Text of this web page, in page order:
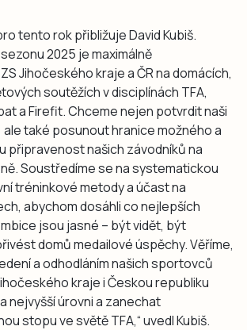
tento rok přibližuje David Kubiš.
2025 je maximálně
Jihočeského kraje a ČR na domácích,
soutěžích v disciplínách TFA,
a Firefit. Chceme nejen potvrdit naši
také posunout hranice možného a
připravenost našich závodníků na
Soustředíme se na systematickou
tréninkové metody a účast na
abychom dosáhli co nejlepších
jsou jasné – být vidět, být
domů medailové úspěchy. Věříme,
a odhodláním našich sportovců
kraje i Českou republiku
nejvyšší úrovni a zanechat
stopu ve světě TFA,“ uvedl Kubiš.